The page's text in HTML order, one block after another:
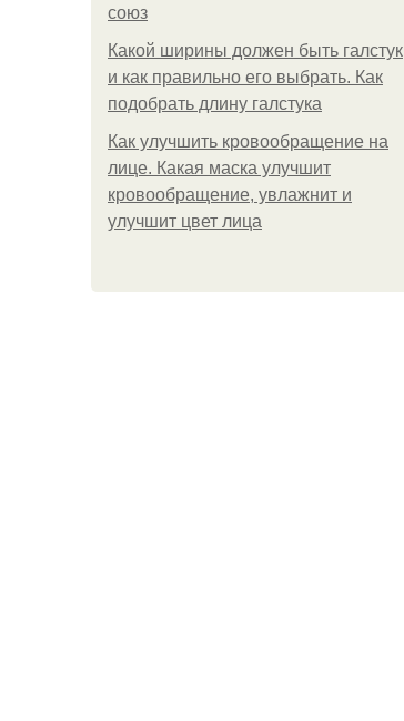
союз
Какой ширины должен быть галстук
и как правильно его выбрать. Как
подобрать длину галстука
Как улучшить кровообращение на
лице. Какая маска улучшит
кровообращение, увлажнит и
улучшит цвет лица